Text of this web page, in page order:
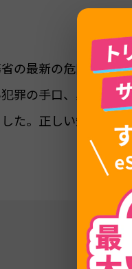
の最新の危険情報
罪の手口、具体的
た。正しい知識と